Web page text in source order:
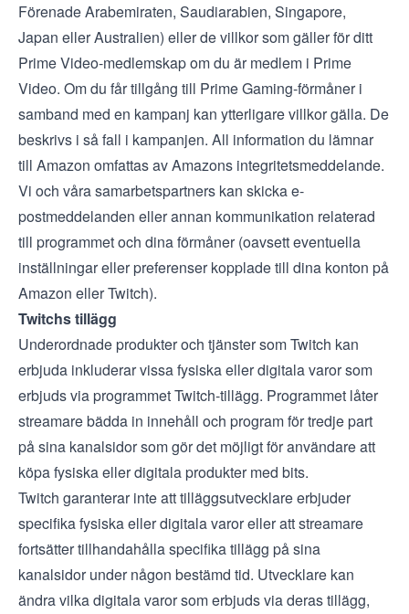
Förenade Arabemiraten, Saudiarabien, Singapore,
Japan ellerAustralien) eller devillkor som gäller för ditt
Prime Video-medlemskap om du är medlem i Prime
Video. Om du får tillgång till Prime Gaming-förmåner i
samband med en kampanj kan ytterligare villkor gälla. De
beskrivs i så fall i kampanjen. All information du lämnar
till Amazon omfattas avAmazons integritetsmeddelande.
Vi och våra samarbetspartners kan skicka e-
postmeddelanden eller annan kommunikation relaterad
till programmet och dina förmåner (oavsett eventuella
inställningar eller preferenser kopplade till dina konton på
Amazon eller Twitch).
Twitchs tillägg
Underordnade produkter och tjänster som Twitch kan
erbjuda inkluderar vissa fysiska eller digitala varor som
erbjuds via programmetTwitch-tillägg. Programmet låter
streamare bädda in innehåll och program för tredje part
på sina kanalsidor som gör det möjligt för användare att
köpa fysiska eller digitala produkter med bits.
Twitch garanterar inte att tilläggsutvecklare erbjuder
specifika fysiska eller digitala varor eller att streamare
fortsätter tillhandahålla specifika tillägg på sina
kanalsidor under någon bestämd tid. Utvecklare kan
ändra vilka digitala varor som erbjuds via deras tillägg,